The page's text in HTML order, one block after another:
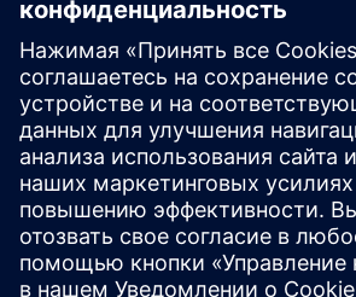
консистенции
продуктов и
Мы спроектировали, построили и
для выращивания томатов в
микрозелени для общественного
торговли, а также винограда для